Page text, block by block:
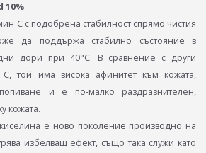
10%
C с подобрена стабилност спрямо чистия
да поддържа стабилно състояние в
дори при 40°C. В сравнение с други
той има висока афинитет към кожата,
и е по-малко раздразнителен,
кожата.
е ново поколение производно на
избелващ ефект, също така служи като